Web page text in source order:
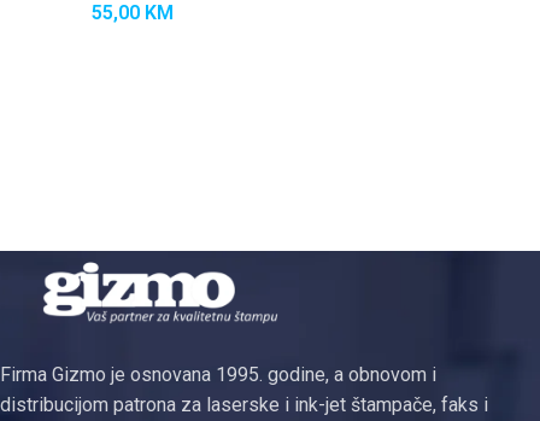
55,00 KM
Firma Gizmo je osnovana 1995. godine, a obnovom i
distribucijom patrona za laserske i ink-jet štampače, faks i